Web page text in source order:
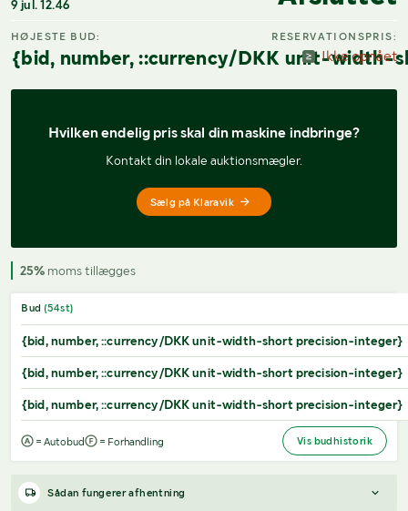
9 jul. 12.46
HØJESTE BUD:
{bid, number, ::currency/DKK unit-width-
RESERVATIONSPRIS:
Ikke opnået
Hvilken endelig pris skal din maskine indbringe?
Kontakt din lokale auktionsmægler.
Sælg på Klaravik
25% moms tillægges
Bud (54st)
{bid, number, ::currency/DKK unit-width-short precision-integer}
{bid, number, ::currency/DKK unit-width-short precision-integer}
{bid, number, ::currency/DKK unit-width-short precision-integer}
= Autobud = Forhandling Vis budhistorik
Sådan fungerer afhentning